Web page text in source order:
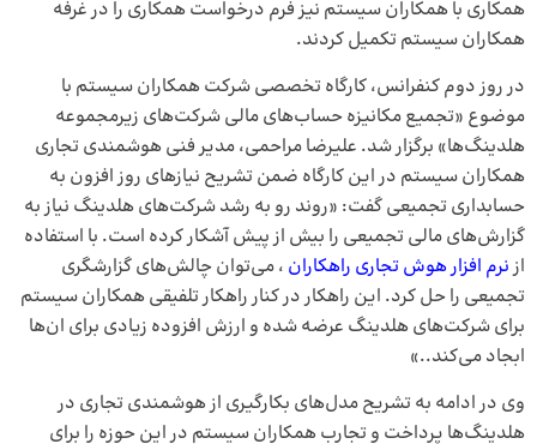
همکاری با همکاران سیستم نیز فرم درخواست همکاری را در غرفه
همکاران سیستم تکمیل کردند.
در روز دوم کنفرانس، کارگاه تخصصی شرکت همکاران سیستم با
موضوع «تجمیع مکانیزه حساب‌های مالی شرکت‌های زیرمجموعه
هلدینگ‌ها» برگزار شد. علیرضا مراحمی، مدیر فنی هوشمندی تجاری
همکاران سیستم در این کارگاه ضمن تشریح نیازهای روز افزون به
حسابداری تجمیعی گفت: «روند رو به رشد شرکت‌های هلدینگ نیاز به
گزارش‌های مالی تجمیعی را بیش از پیش آشکار کرده است. با استفاده
از نرم افزار هوش تجاری راهکاران ، می‌توان چالش‌های گزارشگری
تجمیعی را حل کرد. این راهکار در کنار راهکار تلفیقی همکاران سیستم
برای شرکت‌های هلدینگ عرضه شده و ارزش افزوده زیادی برای ان‌ها
ابجاد می‌کند..»
وی در ادامه به تشریح مدل‌های بکارگیری از هوشمندی تجاری در
هلدینگ‌ها پرداخت و تجارب همکاران سیستم در این حوزه را برای